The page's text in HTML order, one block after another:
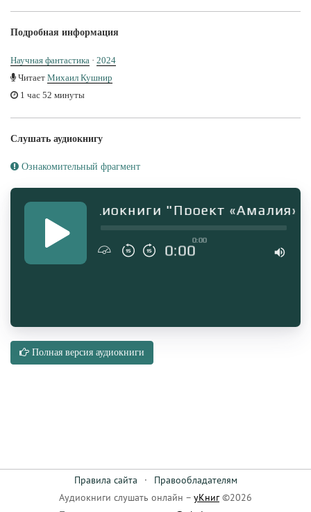
Подробная информация
Научная фантастика · 2024
Читает Михаил Кушнир
1 час 52 минуты
Слушать аудиокнигу
Ознакомительный фрагмент
аудиокниги "Проект «Амалия».
0:00
0:00
Полная версия аудиокниги
Правила сайта ·
Правообладателям
Аудиокниги слушать онлайн – уКниг©2026